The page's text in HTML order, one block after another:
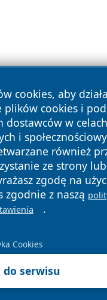
cookies, aby
plików cookies i
dostawców w celach
i
również
ze strony
zgodę na
z naszą
.
Cookies
do serwisu